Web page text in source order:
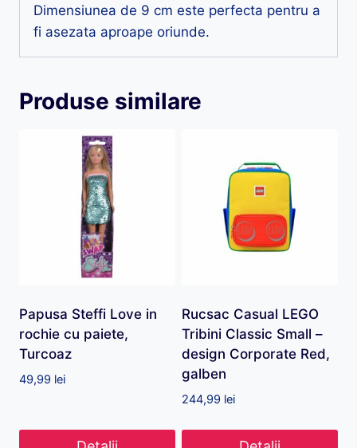
Dimensiunea de 9 cm este perfecta pentru a
fi asezata aproape oriunde.
Produse similare
Papusa Steffi Love in
rochie cu paiete,
Turcoaz
49,99 lei
Rucsac Casual LEGO
Tribini Classic Small –
design Corporate Red,
galben
244,99 lei